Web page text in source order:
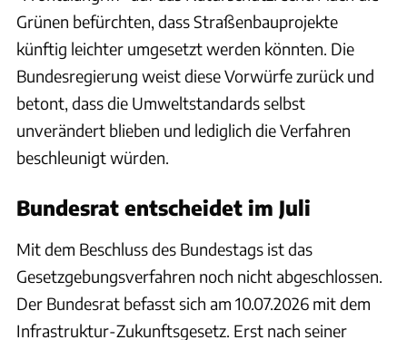
Grünen befürchten, dass Straßenbauprojekte
künftig leichter umgesetzt werden könnten. Die
Bundesregierung weist diese Vorwürfe zurück und
betont, dass die Umweltstandards selbst
unverändert blieben und lediglich die Verfahren
beschleunigt würden.
Bundesrat entscheidet im Juli
Mit dem Beschluss des Bundestags ist das
Gesetzgebungsverfahren noch nicht abgeschlossen.
Der Bundesrat befasst sich am 10.07.2026 mit dem
Infrastruktur-Zukunftsgesetz. Erst nach seiner